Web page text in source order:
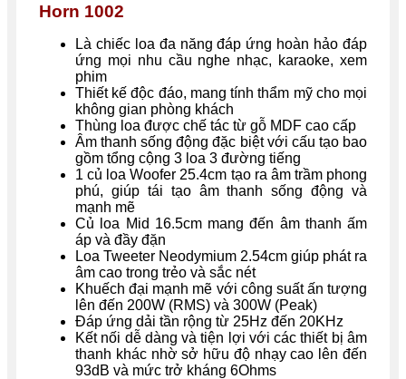
Horn 1002
Là chiếc loa đa năng đáp ứng hoàn hảo đáp
ứng mọi nhu cầu nghe nhạc, karaoke, xem
phim
Thiết kế độc đáo, mang tính thẩm mỹ cho mọi
không gian phòng khách
Thùng loa được chế tác từ gỗ MDF cao cấp
Âm thanh sống động đặc biệt với cấu tạo bao
gồm tổng cộng 3 loa 3 đường tiếng
1 củ loa Woofer 25.4cm tạo ra âm trầm phong
phú, giúp tái tạo âm thanh sống động và
mạnh mẽ
Củ loa Mid 16.5cm mang đến âm thanh ấm
áp và đầy đặn
Loa Tweeter Neodymium 2.54cm giúp phát ra
âm cao trong trẻo và sắc nét
Khuếch đại mạnh mẽ với công suất ấn tượng
lên đến 200W (RMS) và 300W (Peak)
Đáp ứng dải tần rộng từ 25Hz đến 20KHz
Kết nối dễ dàng và tiện lợi với các thiết bị âm
thanh khác nhờ sở hữu độ nhạy cao lên đến
93dB và mức trở kháng 6Ohms